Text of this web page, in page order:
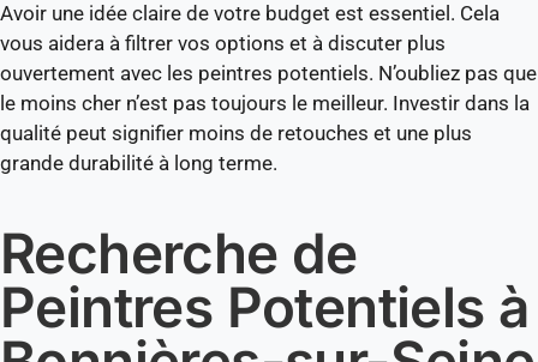
Avoir une idée claire de votre budget est essentiel. Cela
vous aidera à filtrer vos options et à discuter plus
ouvertement avec les peintres potentiels. N’oubliez pas que
le moins cher n’est pas toujours le meilleur. Investir dans la
qualité peut signifier moins de retouches et une plus
grande durabilité à long terme.
Recherche de
Peintres Potentiels à